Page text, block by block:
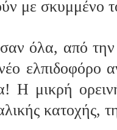
με σκυμμένο
όλα, από
ελπιδοφόρο
Η μικρή
κατοχής,